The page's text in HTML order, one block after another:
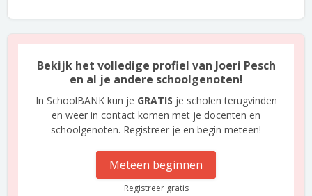
Bekijk het volledige profiel van Joeri Pesch
en al je andere schoolgenoten!
In SchoolBANK kun je GRATIS je scholen terugvinden
en weer in contact komen met je docenten en
schoolgenoten. Registreer je en begin meteen!
Meteen beginnen
Registreer gratis